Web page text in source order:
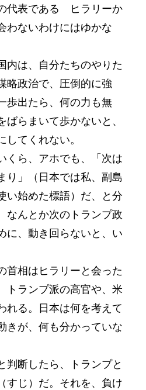
代表である ヒラリーか
わないわけにはゆかな
は、自分たちのやりた
略政治で、圧倒的に強
歩出たら、何の力も無
らまいて歩かないと、
てくれない。
ら、アホでも、「次は
り」（日本では私、副島
い始めた標語）だ、と分
なんとか次のトランプ政
に、動き回らないと、い
相はヒラリーと会った
トランプ派の高官や、米
れる。日本は何を考えて
きが、何も分かっていな
断したら、トランプと
すじ）だ。それを、負け